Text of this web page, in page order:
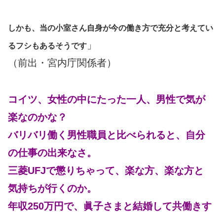
しかも、当の小室さん自身が今の働き方で充分と考えてい
るフシもあるそうです 」
（前出・宮内庁関係者）
コイツ、女性の中にたった一人、男性で気が
楽なのかな？
バリバリ働く男性職員と比べられると、自分
の仕事の出来なさ。
三菱UFJで懲りちゃって、楽な方、楽な方と
気持ちが行くのか。
年収250万円で、眞子さまと結婚して共働きす